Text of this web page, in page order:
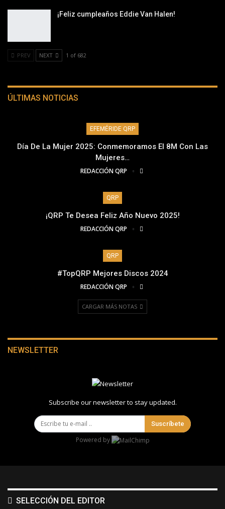
¡Feliz cumpleaños Eddie Van Halen!
PREV NEXT 1 of 682
ÚLTIMAS NOTICIAS
EFEMÉRIDE QRP
Día De La Mujer 2025: Conmemoramos El 8M Con Las
Mujeres…
REDACCIÓN QRP
QRP
¡QRP Te Desea Feliz Año Nuevo 2025!
REDACCIÓN QRP
QRP
#TopQRP Mejores Discos 2024
REDACCIÓN QRP
CARGAR MÁS NOTAS
NEWSLETTER
Subscribe our newsletter to stay updated.
Suscríbete
Powered by
SELECCIÓN DEL EDITOR